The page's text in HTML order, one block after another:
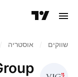
שווקים אוסטריה